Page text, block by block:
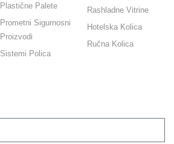
Plastične Palete
Prometni Sigurnosni
Proizvodi
Sistemi Polica
Rashladne Vitrine
Hotelska Kolica
Ručna Kolica